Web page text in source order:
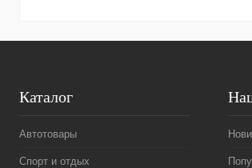
Каталог
Автотовары
Спорт и отдых